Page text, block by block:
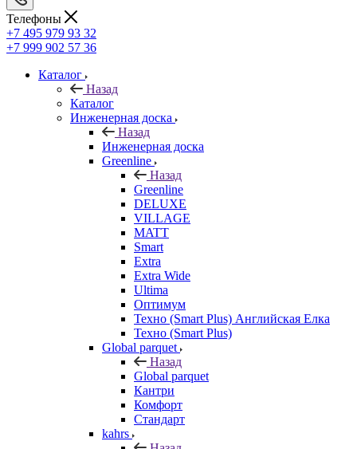
Телефоны
+7 495 979 93 32
+7 999 902 57 36
Каталог
Назад
Каталог
Инженерная доска
Назад
Инженерная доска
Greenline
Назад
Greenline
DELUXE
VILLAGE
MATT
Smart
Extra
Extra Wide
Ultima
Оптимум
Техно (Smart Plus) Английская Елка
Техно (Smart Plus)
Global parquet
Назад
Global parquet
Кантри
Комфорт
Стандарт
kahrs